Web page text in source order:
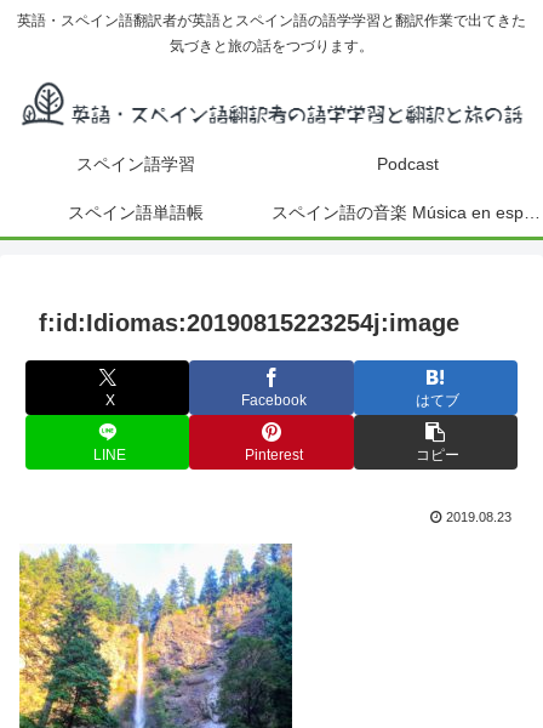
英語・スペイン語翻訳者が英語とスペイン語の語学学習と翻訳作業で出てきた
気づきと旅の話をつづります。
スペイン語学習 Podcast
スペイン語単語帳
f:id:Idiomas:20190815223254j:image
X Facebook はてブ
LINE Pinterest コピー
2019.08.23